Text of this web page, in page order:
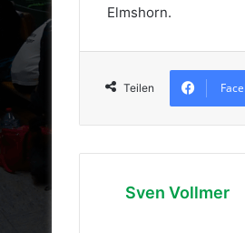
Elmshorn.
Teilen
Sven Vollmer